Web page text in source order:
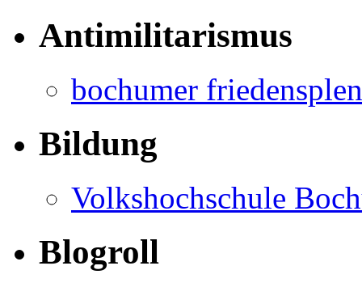
Antimilitarismus
bochumer
Bildung
Volkshochschule
Blogroll